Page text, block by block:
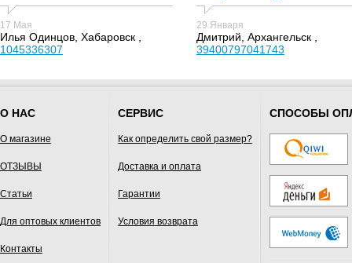
17 Мая
Илья Одинцов, Хабаровск ,
1045336307
29 Января
Дмитрий, Архангельск ,
39400797041743
О НАС
О магазине
ОТЗЫВЫ
Статьи
Для оптовых клиентов
Контакты
СЕРВИС
Как определить свой размер?
Доставка и оплата
Гарантии
Условия возврата
СПОСОБЫ